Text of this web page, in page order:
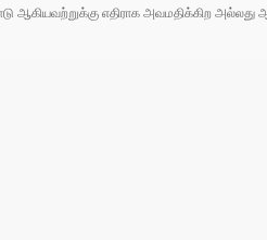
ஆகியவற்றுக்கு எதிராக அவமதிக்கிற